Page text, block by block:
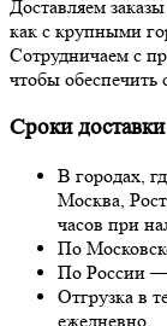
Доставляем
как с крупными
Сотрудничаем с
чтобы обеспечить
Сроки доставки
В городах,
Москва,
часов при
По
По России —
Отгрузка в
ежедневно.